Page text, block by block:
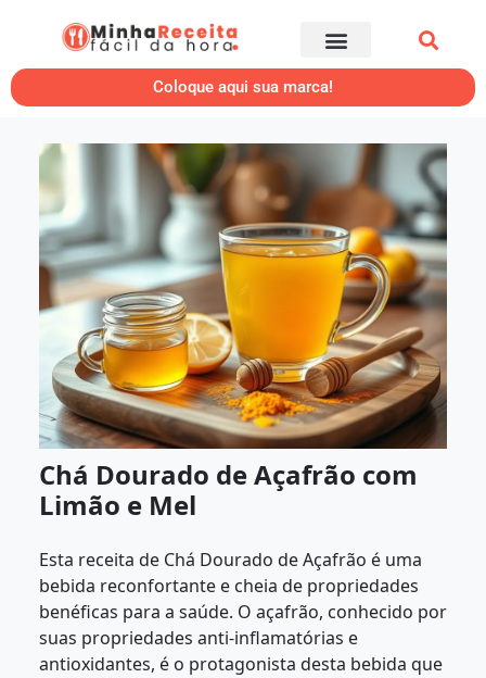
Coloque aqui sua marca!
Chá Dourado de Açafrão com
Limão e Mel
Esta receita de Chá Dourado de Açafrão é uma
bebida reconfortante e cheia de propriedades
benéficas para a saúde. O açafrão, conhecido por
suas propriedades anti-inflamatórias e
antioxidantes, é o protagonista desta bebida que